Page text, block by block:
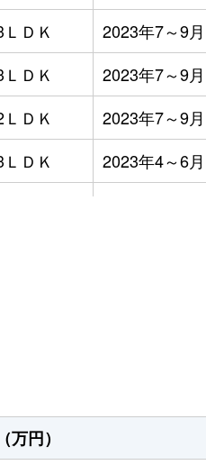
ＤＫ
2023年7～9月
ＤＫ
2023年7～9月
ＤＫ
2023年7～9月
ＤＫ
2023年4～6月
ＤＫ
ＬＤＫ
2023年1～3月
万円）